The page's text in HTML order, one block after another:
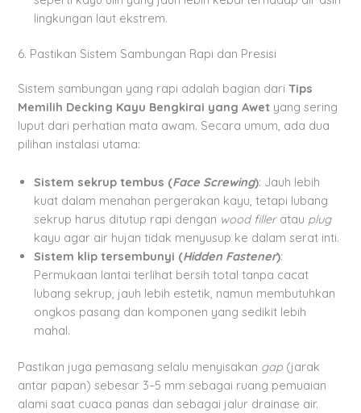
lingkungan laut ekstrem.
6. Pastikan Sistem Sambungan Rapi dan Presisi
Sistem sambungan yang rapi adalah bagian dariTips
Memilih Decking Kayu Bengkirai yang Awet yang sering
luput dari perhatian mata awam. Secara umum, ada dua
pilihan instalasi utama:
Sistem sekrup tembus (Face Screwing): Jauh lebih
kuat dalam menahan pergerakan kayu, tetapi lubang
sekrup harus ditutup rapi dengan wood filleratau plug
kayu agar air hujan tidak menyusup ke dalam serat inti.
Sistem klip tersembunyi (Hidden Fastener):
Permukaan lantai terlihat bersih total tanpa cacat
lubang sekrup, jauh lebih estetik, namun membutuhkan
ongkos pasang dan komponen yang sedikit lebih
mahal.
Pastikan juga pemasang selalu menyisakan gap (jarak
antar papan) sebesar 3–5 mm sebagai ruang pemuaian
alami saat cuaca panas dan sebagai jalur drainase air.